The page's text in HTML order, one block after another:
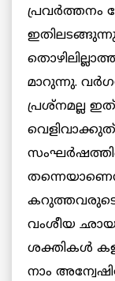
പ്രവര്‍ത്തനം
മാറുന്നു.
പ്രശ്‌നമല്ല
വംശീയ ഛായ
ശക്തികള്‍
നാം